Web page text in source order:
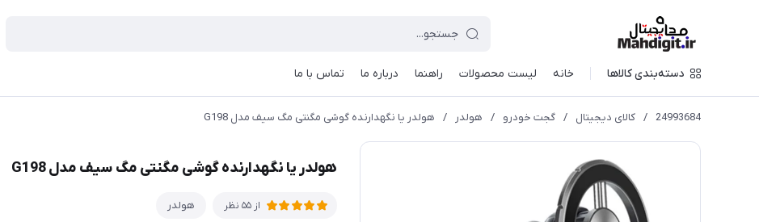
دسته‌بندی کالاها خانه لیست محصولات راهنما درباره ما تماس با ما
24993684
/ کالای دیجیتال / گجت خودرو / هولدر / هولدر یا نگهدارنده گوشی مگنتی مگ سیف مدل G198
هولدر یا نگهدارنده گوشی مگنتی مگ سیف مدل G198
از 55 نظر هولدر